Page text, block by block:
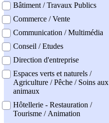
Bâtiment / Travaux Publics
Commerce / Vente
Communication / Multimédia
Conseil / Etudes
Direction d'entreprise
Espaces verts et naturels /
Agriculture / Pêche / Soins aux
animaux
Hôtellerie - Restauration /
Tourisme / Animation